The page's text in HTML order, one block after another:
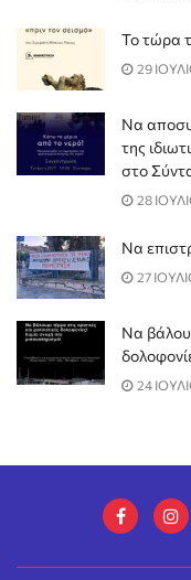
Το τώρα
29
Να
της
στο
28
Να
27
Να
24